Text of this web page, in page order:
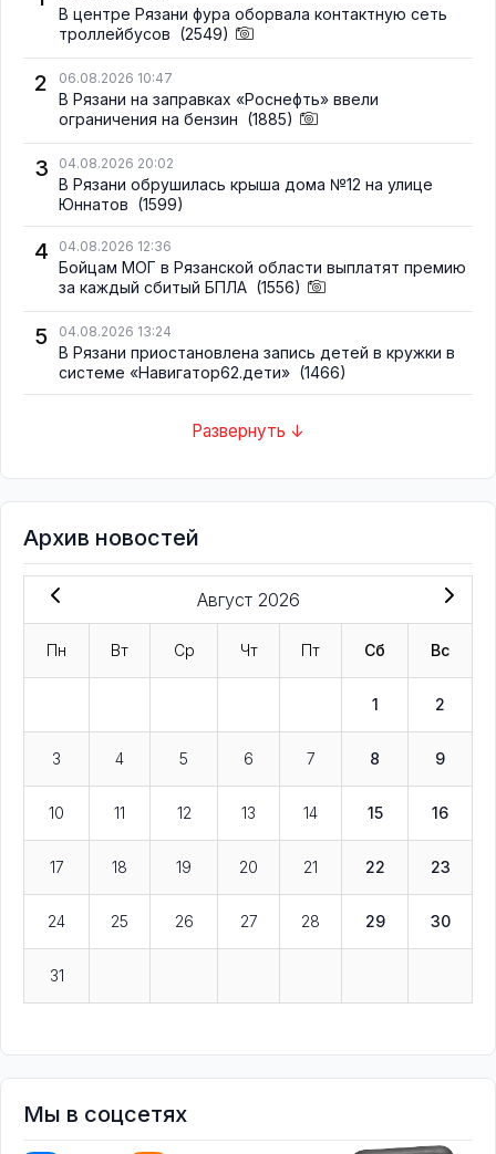
В центре Рязани фура оборвала контактную сеть
троллейбусов (2549)
2 06.08.2026 10:47
В Рязани на заправках «Роснефть» ввели
ограничения на бензин (1885)
3 04.08.2026 20:02
В Рязани обрушилась крыша дома №12 на улице
Юннатов (1599)
4 04.08.2026 12:36
Бойцам МОГ в Рязанской области выплатят премию
за каждый сбитый БПЛА (1556)
5 04.08.2026 13:24
В Рязани приостановлена запись детей в кружки в
системе «Навигатор62.дети» (1466)
Развернуть ↓
Архив новостей
Август 2026
Пн Вт Ср Чт Пт Сб Вс
1 2
3 4 5 6 7 8 9
10 11 12 13 14 15 16
17 18 19 20 21 22 23
24 25 26 27 28 29 30
31
Мы в соцсетях